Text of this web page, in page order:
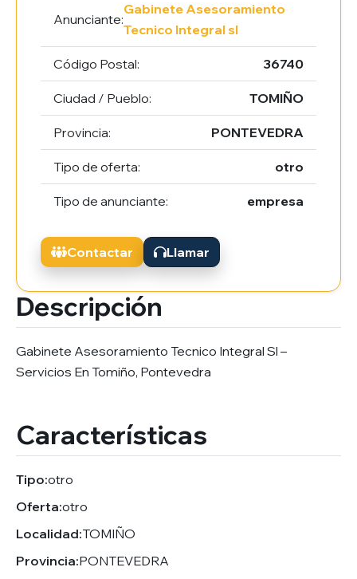
Descripción
Gabinete Asesoramiento Tecnico Integral Sl –
Servicios En Tomiño, Pontevedra
Características
Tipo:otro
Oferta:otro
Localidad:TOMIÑO
Provincia:PONTEVEDRA
Anunciante:
Gabinete Asesoramiento
Tecnico Integral sl
Código Postal: 36740
Ciudad / Pueblo: TOMIÑO
Provincia: PONTEVEDRA
Tipo de oferta: otro
Tipo de anunciante: empresa
Contactar Llamar